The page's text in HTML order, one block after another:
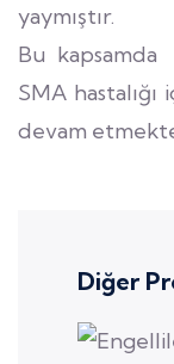
yaymıştır.
Bu kapsamda
SMA
devam
Diğer